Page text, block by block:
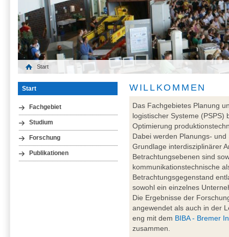
Start
Start
Fachgebiet
Studium
Forschung
Publikationen
WILLKOMMEN
Das Fachgebietes Planung
logistischer Systeme (PSPS)
Optimierung
Dabei werden Planungs-
Grundlage interdisziplinärer
Betrachtungsebenen sind
kommunikationstechnische
Betrachtungsgegenstand
sowohl ein einzelnes
Die Ergebnisse der
angewendet als auch in der
eng mit dem BIBA - Bremer
zusammen.